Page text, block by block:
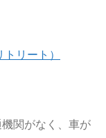
リート）
関がなく、車が